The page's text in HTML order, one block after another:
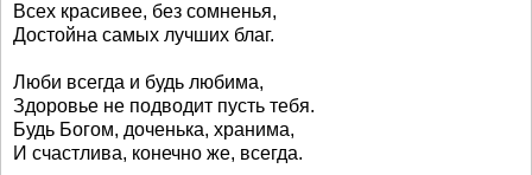
Всех красивее, без сомненья,
Достойна самых лучших благ.
Люби всегда и будь любима,
Здоровье не подводит пусть тебя.
Будь Богом, доченька, хранима,
И счастлива, конечно же, всегда.